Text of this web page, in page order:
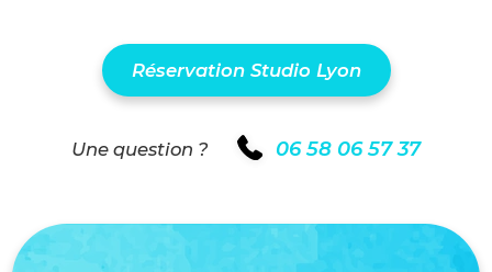
Réservation Studio Lyon
Une question ? 06 58 06 57 37